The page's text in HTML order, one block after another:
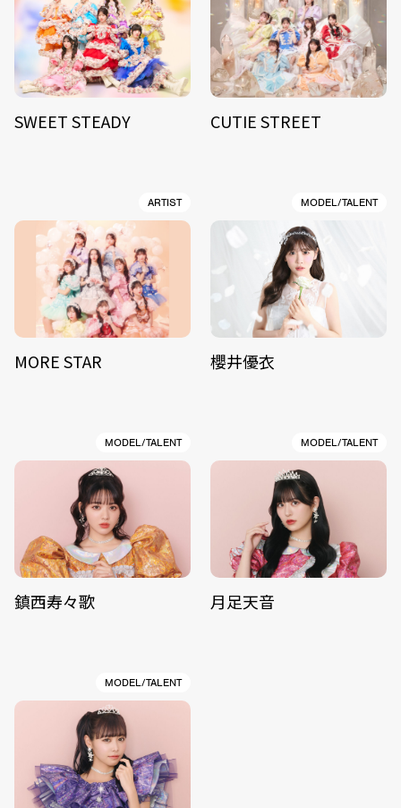
SWEET STEADY CUTIE STREET
ARTIST
MORE STAR
MODEL/TALENT
櫻井優衣
MODEL/TALENT
鎮西寿々歌
MODEL/TALENT
月足天音
MODEL/TALENT